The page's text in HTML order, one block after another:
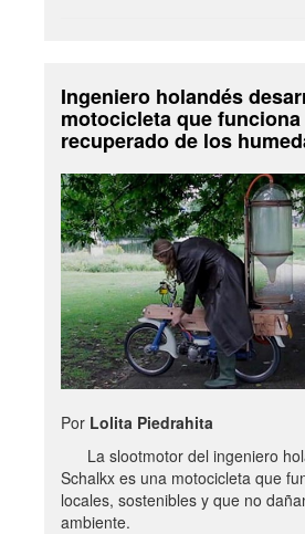
Ingeniero holandés
motocicleta que
recuperado de los
Por Lolita Piedrahita
La slootmotor del ingeniero
Schalkx es una motocicleta que
locales, sostenibles y que no
ambiente.